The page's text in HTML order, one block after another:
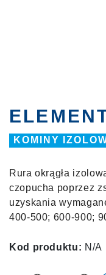
KOMINY
Rura okrągła
czopucha poprzez
uzyskania
400-500; 600-900;
Kod produktu: N/A